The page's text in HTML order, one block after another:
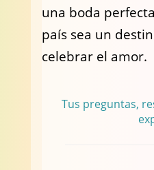
una boda
país sea un
celebrar el amor.
Tus preguntas,